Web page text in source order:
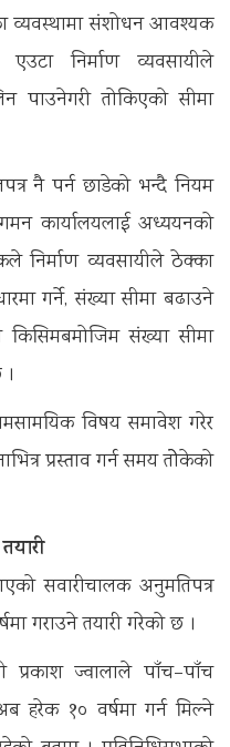
व्यवस्थामा संशोधन आवश्यक
निर्माण व्यवसायीले
पाउनेगरी तोकिएको सीमा
नै पर्न छाडेको भन्दै नियम
कार्यालयलाई अध्ययनको
निर्माण व्यवसायीले ठेक्का
गर्ने, संख्या सीमा बढाउने
संख्या सीमा
विषय समावेश गरेर
प्रस्ताव गर्न समय तोेकेको
सवारीचालक अनुमतिपत्र
गराउने तयारी गरेको छ ।
प्रकाश ज्वालाले पाँच–पाँच
हरेक १० वर्षमा गर्न मिल्ने